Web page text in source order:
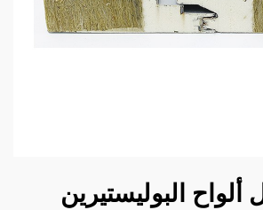
البوليستيرين